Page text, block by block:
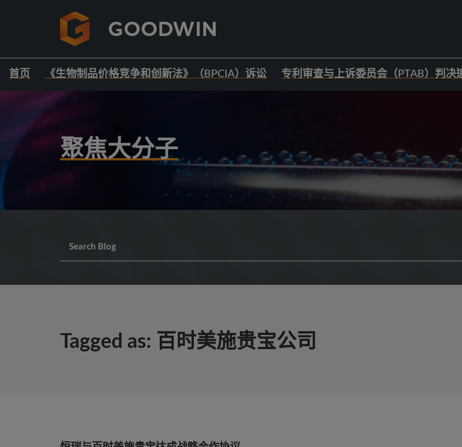
首页 《生物制品价格竞争和创新法》（BPCIA）诉讼 专利审查与上诉委员会（PTAB）判决
聚焦大分子
Tagged as: 百时美施贵宝公司